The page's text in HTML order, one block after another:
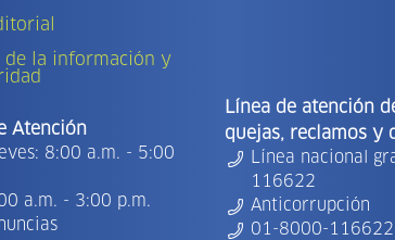
de la información y
Atención
8:00 a.m. - 5:00
a.m. - 3:00 p.m.
Línea de atención
quejas, reclamos y
Línea nacional
116622
Anticorrupción
01-8000-116622